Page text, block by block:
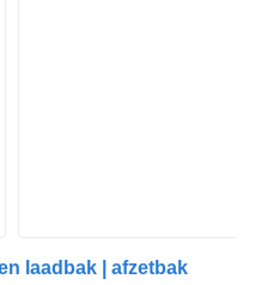
laadbak | afzetbak